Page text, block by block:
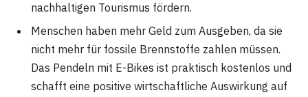
nachhaltigen Tourismus fördern.
Menschen haben mehr Geld zum Ausgeben, da sie
nicht mehr für fossile Brennstoffe zahlen müssen.
Das Pendeln mit E-Bikes ist praktisch kostenlos und
schafft eine positive wirtschaftliche Auswirkung auf